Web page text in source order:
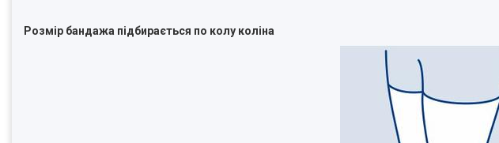
Розмір бандажа підбирається по колу коліна